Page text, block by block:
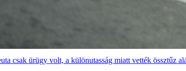
csak ürügy volt, a különutasság miatt vették össztűz